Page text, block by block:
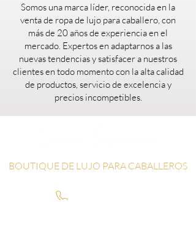
Somos una marca líder, reconocida en la
venta de ropa de lujo para caballero, con
más de 20 años de experiencia en el
mercado. Expertos en adaptarnos a las
nuevas tendencias y satisfacer a nuestros
clientes en todo momento con la alta calidad
de productos, servicio de excelencia y
precios incompetibles.
BOUTIQUE DE LUJO PARA CABALLEROS